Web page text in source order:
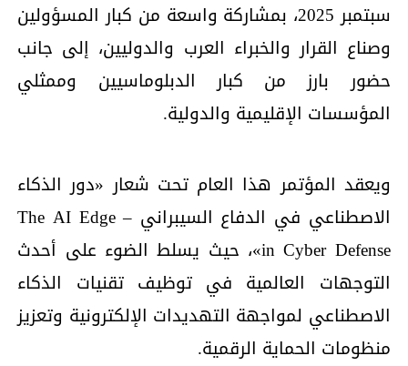
سبتمبر 2025، بمشاركة واسعة من كبار المسؤولين
وصناع القرار والخبراء العرب والدوليين، إلى جانب
حضور بارز من كبار الدبلوماسيين وممثلي
المؤسسات الإقليمية والدولية.
ويعقد المؤتمر هذا العام تحت شعار «دور الذكاء
الاصطناعي في الدفاع السيبراني – The AI Edge
in Cyber Defense»، حيث يسلط الضوء على أحدث
التوجهات العالمية في توظيف تقنيات الذكاء
الاصطناعي لمواجهة التهديدات الإلكترونية وتعزيز
منظومات الحماية الرقمية.